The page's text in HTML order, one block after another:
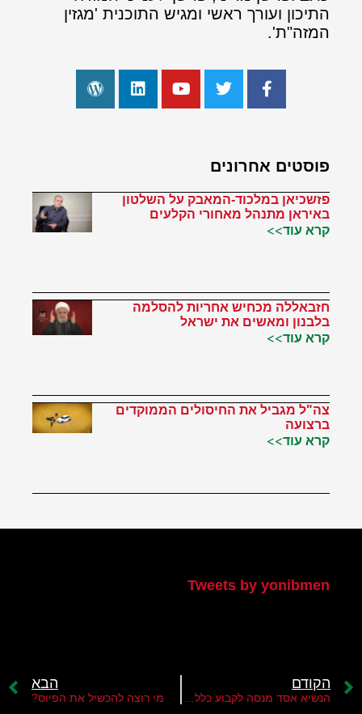
התיכון ועורך ראשי ומגיש התוכנית 'מגזין
המזה"ת'.
פוסטים אחרונים
פזשכיאן במלכוד-המאבק על השלטון
באיראן מתנהל מאחורי הקלעים
קרא עוד>>
חזבאללה מכחיש אחריות להסלמה
בלבנון ומאשים את ישראל
קרא עוד>>
צה"ל מגביל את החיסולים הממוקדים
ברצועה
קרא עוד>>
Tweets by yonibmen
הקודם הבא
מי רוצה להכשיל את הפיוס?